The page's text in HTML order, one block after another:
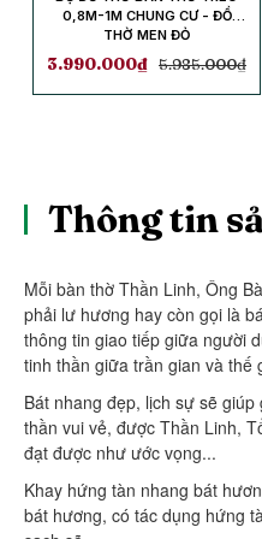
0,8M-1M CHUNG CƯ - ĐỒ
THỜ MEN ĐỎ
3.990.000₫ 5.985.000₫
Thông tin
Mỗi bàn thờ Thần Linh, Ông
phải lư hương hay còn gọi là
thông tin giao tiếp giữa người
tinh thần giữa trần gian và thế
Bát nhang đẹp, lịch sự sẽ
thần vui vẻ, được Thần Linh,
đạt được như ước vọng...
Khay hứng tàn nhang bát
bát hương, có tác dụng hứng